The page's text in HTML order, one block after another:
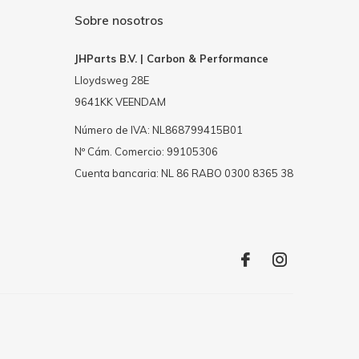
Sobre nosotros
JHParts B.V. | Carbon & Performance
Lloydsweg 28E
9641KK VEENDAM
Número de IVA: NL868799415B01
Nº Cám. Comercio: 99105306
Cuenta bancaria: NL 86 RABO 0300 8365 38